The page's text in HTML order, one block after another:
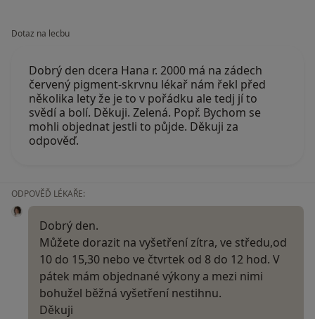
Dotaz na lecbu
Dobrý den dcera Hana r. 2000 má na zádech
červený pigment-skrvnu lékař nám řekl před
několika lety že je to v pořádku ale tedj jí to
svědí a bolí. Děkuji. Zelená. Popř. Bychom se
mohli objednat jestli to půjde. Děkuji za
odpověď.
ODPOVĚĎ LÉKAŘE:
Dobrý den.
Můžete dorazit na vyšetření zítra, ve středu,od
10 do 15,30 nebo ve čtvrtek od 8 do 12 hod. V
pátek mám objednané výkony a mezi nimi
bohužel běžná vyšetření nestihnu.
Děkuji